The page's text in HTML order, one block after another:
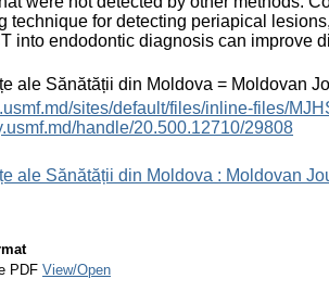
technique for detecting periapical
into endodontic diagnosis can improve
ale Sănătății din Moldova = Moldovan
sites/default/files/inline-files/
handle/20.500.12710/29808
ale Sănătății din Moldova : Moldovan
PDF View/Open